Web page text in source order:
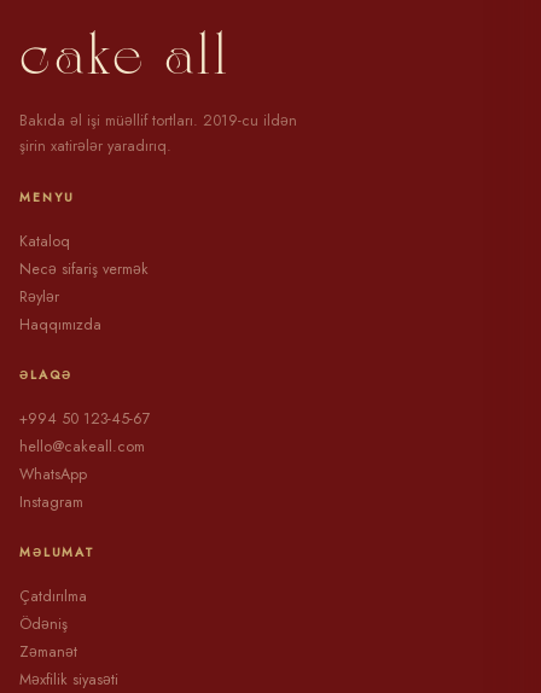
cake all
Bakıda əl işi müəllif tortları. 2019-cu ildən
şirin xatirələr yaradırıq.
MENYU
Kataloq
Necə sifariş vermək
Rəylər
Haqqımızda
ƏLAQƏ
+994 50 123-45-67
hello@cakeall.com
WhatsApp
Instagram
MƏLUMAT
Çatdırılma
Ödəniş
Zəmanət
Məxfilik siyasəti